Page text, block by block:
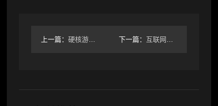
上一篇： 硬核游戏逆袭：玩梗+生活福利的运营大法 下一篇： 互联网新宠：鸽子舞王凭“雷霆舞姿”血洗全网